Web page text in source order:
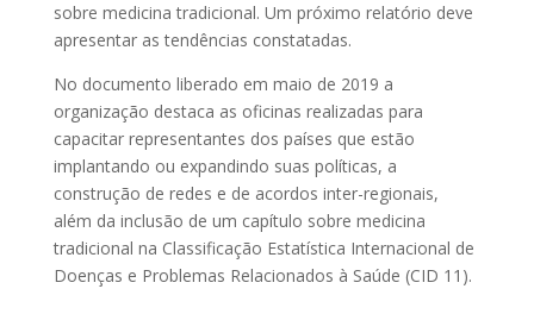
sobre medicina tradicional. Um próximo relatório deve
apresentar as tendências constatadas.
No documento liberado em maio de 2019 a
organização destaca as oficinas realizadas para
capacitar representantes dos países que estão
implantando ou expandindo suas políticas, a
construção de redes e de acordos inter-regionais,
além da inclusão de um capítulo sobre medicina
tradicional na Classificação Estatística Internacional de
Doenças e Problemas Relacionados à Saúde (CID 11).